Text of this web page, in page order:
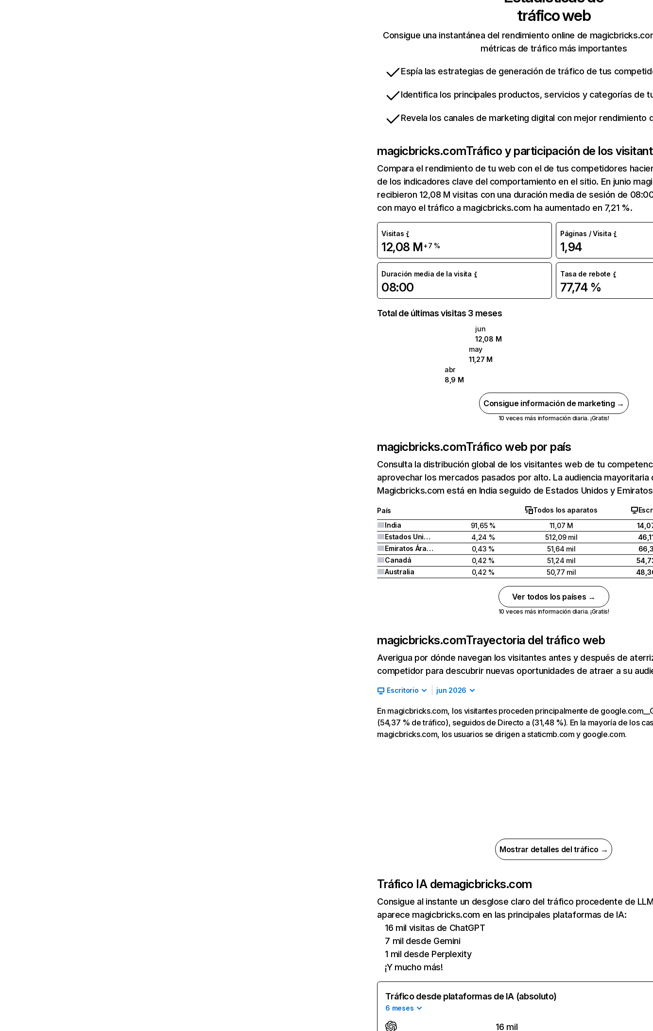
tráfico web
Consigue una instantánea del rendimiento online de
métricas de tráfico más importantes
Espía las estrategias de generación de tráfico de tus
Identifica los principales productos, servicios y categorías de
Revela los canales de marketing digital con mejor rendimiento
magicbricks.comTráfico y participación de los
Compara el rendimiento de tu web con el de tus competidores
de los indicadores clave del comportamiento en el sitio. En junio
recibieron 12,08 M visitas con una duración media de sesión de
con mayo el tráfico a magicbricks.com ha aumentado en 7,21 %.
Visitas
12,08 M+7 %
Páginas / Visita
1,94
Duración media de la visita
08:00
Tasa de rebote
77,74 %
Total de últimas visitas 3 meses
jun
12,08 M
may
11,27 M
abr
8,9 M
Consigue información de marketing →
10 veces más información diaria. ¡Gratis!
magicbricks.comTráfico web por país
Consulta la distribución global de los visitantes web de tu
aprovechar los mercados pasados por alto. La audiencia mayoritaria
Magicbricks.com está en India seguido de Estados Unidos y
País Todos los aparatos
India
91,65 % 11,07 M
Estados Unidos
4,24 % 512,09 mil
Emiratos Árabes Unidos
0,43 % 51,64 mil
Canadá
0,42 % 51,24 mil
Australia
0,42 % 50,77 mil
Ver todos los países →
10 veces más información diaria. ¡Gratis!
magicbricks.comTrayectoria del tráfico web
Averigua por dónde navegan los visitantes antes y después de
competidor para descubrir nuevas oportunidades de atraer a su
Escritorio jun 2026
En magicbricks.com, los visitantes proceden principalmente de
(54,37 % de tráfico), seguidos de Directo a (31,48 %). En la mayoría de los
magicbricks.com, los usuarios se dirigen a staticmb.com y google.com.
Mostrar detalles del tráfico →
Tráfico IA demagicbricks.com
Consigue al instante un desglose claro del tráfico procedente de
aparece magicbricks.com en las principales plataformas de IA:
16 mil visitas de ChatGPT
7 mil desde Gemini
1 mil desde Perplexity
¡Y mucho más!
Tráfico desde plataformas de IA (absoluto)
6 meses
16 mil